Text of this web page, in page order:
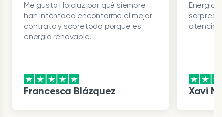
Me gusta Holaluz por qué siempre
han intentado encontarme el mejor
contrato y sobretodo porque es
energía renovable.
Francesca Blázquez
Energia
Xavi